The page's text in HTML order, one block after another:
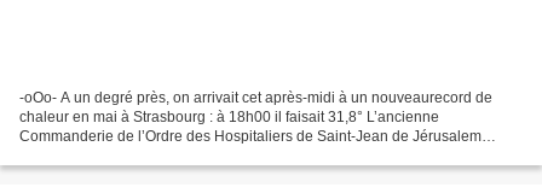
-oOo- A un degré près, on arrivait cet après-midi à un nouveaurecord de
chaleur en mai à Strasbourg : à 18h00 il faisait 31,8° L’ancienne
Commanderie de l’Ordre des Hospitaliers de Saint-Jean de Jérusalem